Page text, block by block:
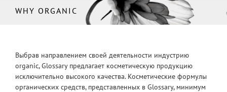
WHY ORGANIC
Выбрав направлением своей деятельности индустрию
organic, Glossary предлагает косметическую продукцию
исключительно высокого качества. Косметические формулы
органических средств, представленных в Glossary, минимум